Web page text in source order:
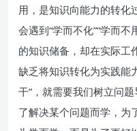
用，是知识向能力的转化
会遇到“学而不化”“学而
的知识储备，却在实际工
缺乏将知识转化为实践能
干”，就需要我们树立问
了解决某个问题而学，为